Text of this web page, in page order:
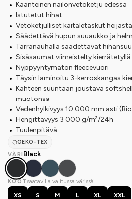
Käänteinen nailonvetoketju edessä
Istutetut hihat
Vetoketjulliset kaitaletaskut
Säädettävä hupun suuaukko ja
Tarranauhalla säädettävät
Sisäsaumat viimeistelty
Nyppyyntymätön fleecevuori
Täysin laminoitu 3-kerroskangas
Kahteen suuntaan joustava
muotonsa
Vedenhylkivyys 10 000 mm asti
Hengittävyys 3 000 g/m²/24h
Tuulenpitävä
OEKO-TEX
VÄRI Black
KOOT saatavilla valitussa värissä
XS
S M L XL XXL